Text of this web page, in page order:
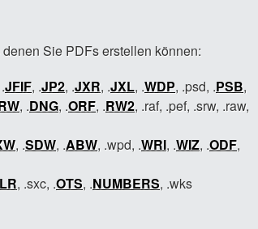
Sie PDFs erstellen können:
JFIF, .JP2, .JXR, .JXL, .WDP, .psd, .PSB,
, .DNG, .ORF, .RW2, .raf, .pef, .srw, .raw,
, .SDW, .ABW, .wpd, .WRI, .WIZ, .ODF,
, .sxc, .OTS, .NUMBERS, .wks